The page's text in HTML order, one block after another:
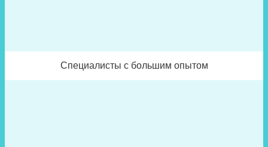
Специалисты с большим опытом